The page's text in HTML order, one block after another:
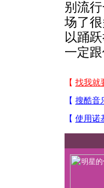
别流
场了
以踊
一定